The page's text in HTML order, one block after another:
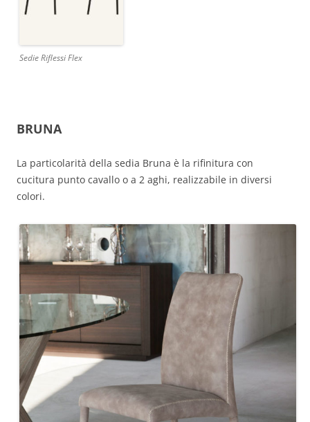
Sedie Riflessi Flex
BRUNA
La particolarità della sedia Bruna è la rifinitura con
cucitura punto cavallo o a 2 aghi, realizzabile in diversi
colori.